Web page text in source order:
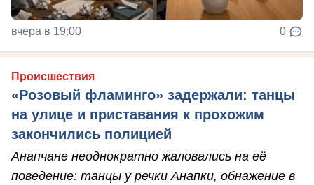
вчера в 19:00 0
Происшествия
«Розовый фламинго» задержали: танцы
на улице и приставания к прохожим
закончились полицией
Анапчане неоднократно жаловались на её
поведение: танцы у речки Анапки, обнажение в